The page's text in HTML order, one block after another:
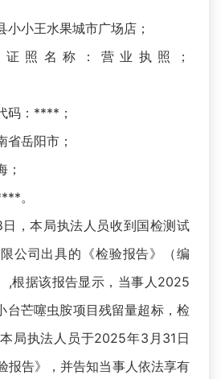
小王水果城市广场店；
名称：营业执照；
：****；
岳阳市；
王清海；
。
本局执法人员收到国检测试
公司出具的《检验报告》（编
,根据该报告显示，当事人2025
台芒噻虫胺项目残留量超标，检
局执法人员于2025年3月31日
报告》，并告知当事人依法享有